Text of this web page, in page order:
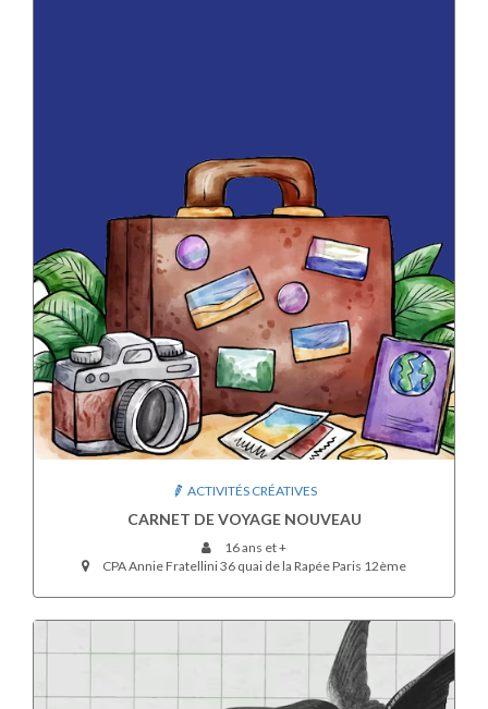
ACTIVITÉS CRÉATIVES
CARNET DE VOYAGE NOUVEAU
16 ans et +
CPA Annie Fratellini 36 quai de la Rapée Paris 12ème